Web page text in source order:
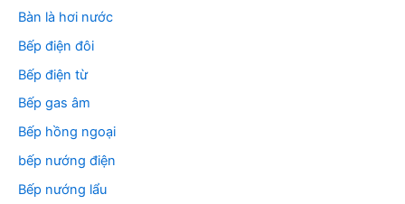
Bàn là hơi nước
Bếp điện đôi
Bếp điện từ
Bếp gas âm
Bếp hồng ngoại
bếp nướng điện
Bếp nướng lẩu